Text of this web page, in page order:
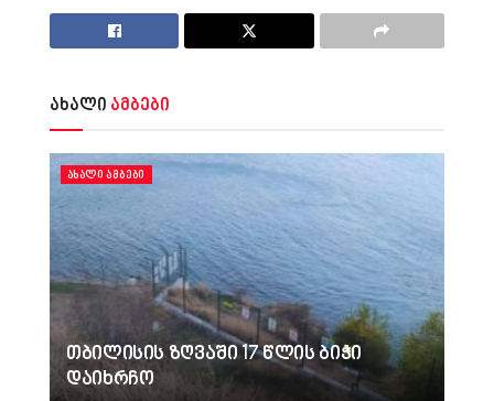
ახალი ამბები
ᲐᲮᲐᲚᲘ ᲐᲛᲑᲔᲑᲘ
თბილისის ზღვაში 17 წლის ბიჭი
დაიხრჩო